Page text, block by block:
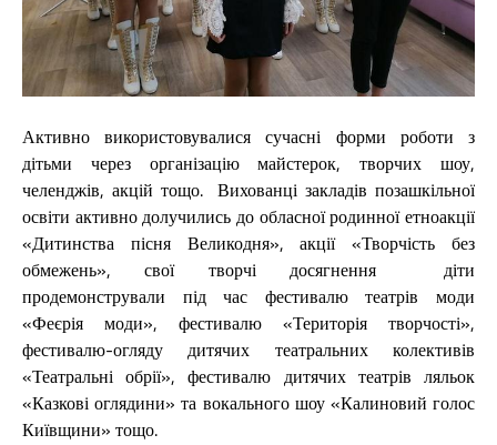
Активно використовувалися сучасні форми роботи з
дітьми через організацію майстерок, творчих шоу,
челенджів, акцій тощо. Вихованці закладів позашкільної
освіти активно долучились до обласної родинної етноакції
«Дитинства пісня Великодня», акції «Творчість без
обмежень», свої творчі досягнення діти
продемонстрували під час фестивалю театрів моди
«Феєрія моди», фестивалю «Територія творчості»,
фестивалю-огляду дитячих театральних колективів
«Театральні обрії», фестивалю дитячих театрів ляльок
«Казкові оглядини» та вокального шоу «Калиновий голос
Київщини» тощо.